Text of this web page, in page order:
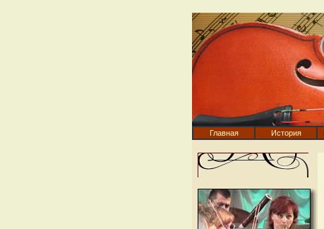
Главная История